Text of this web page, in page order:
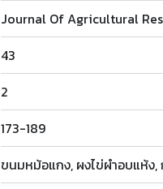
Journal Of Agricultural
43
2
173-189
ขนมหม้อแกง, ผงไข่ผำอบแห้ง,